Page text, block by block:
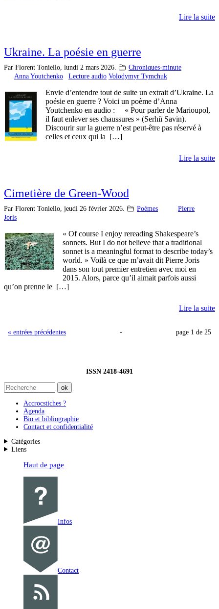
Lire la suite
Ukraine. La poésie en guerre
Par Florent Toniello, lundi 2 mars 2026.
Chroniques-minute
Anna Youtchenko
Lecture audio Volodymyr Tymchuk
Envie d’entendre tout de suite un extrait d’Ukraine. La
poésie en guerre ? Voici un poème d’Anna
Youtchenko en audio : « Pour parler de Marioupol,
il faut enlever ses chaussures » (Serhiï Savin).
Discourir sur la guerre n’est peut-être pas réservé à
celles et ceux qui la […]
Lire la suite
Cimetière de Green-Wood
Par Florent Toniello, jeudi 26 février 2026. Poèmes
Pierre
Joris
« Of course I enjoy rereading Shakespeare’s
sonnets. But I do not believe that a traditional
sonnet is a meaningful format to describe today’s
world. » Voilà ce que m’avait dit Pierre Joris
dans son tout premier entretien avec moi en
2015. Alors, parce qu’il aimait parfois aussi
qu’on prenne le […]
Lire la suite
« entrées précédentes - page 1 de 25
ISSN 2418-4691
Accrocstiches ?
Agenda
Bio et bibliographie
Contact et confidentialité
Catégories
Liens
Haut de page
Infos
Contact